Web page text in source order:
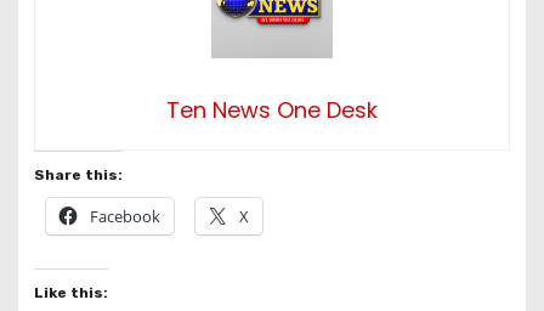
Ten News One Desk
Share this:
Facebook X
Like this: